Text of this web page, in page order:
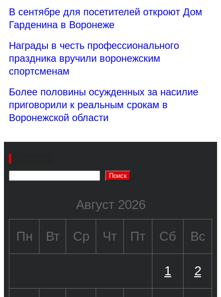
В сентябре для посетителей откроют Дом
Гарденина в Воронеже
Награды в честь профессионального
праздника вручили воронежским
спортсменам
Более половины осужденных за насилие
приговорили к реальным срокам в
Воронежской области
Поиск
Август 2026
Пн Вт Ср Чт Пт Сб Вс
1 2